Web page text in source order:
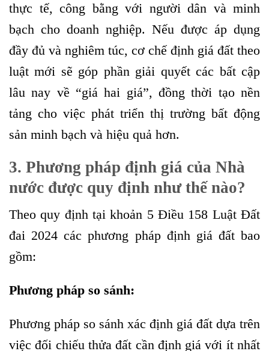
thực tế, công bằng với người dân và minh
bạch cho doanh nghiệp. Nếu được áp dụng
đầy đủ và nghiêm túc, cơ chế định giá đất theo
luật mới sẽ góp phần giải quyết các bất cập
lâu nay về “giá hai giá”, đồng thời tạo nền
tảng cho việc phát triển thị trường bất động
sản minh bạch và hiệu quả hơn.
3. Phương pháp định giá của Nhà
nước được quy định như thế nào?
Theo quy định tại khoản 5 Điều 158 Luật Đất
đai 2024 các phương pháp định giá đất bao
gồm:
Phương pháp so sánh:
Phương pháp so sánh xác định giá đất dựa trên
việc đối chiếu thửa đất cần định giá với ít nhất